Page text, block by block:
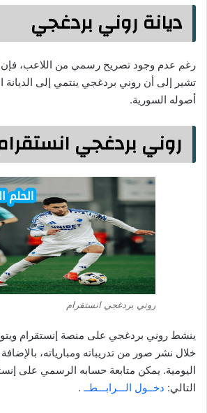
ديانة روني بردغجي
رغم عدم وجود تصريح رسمي من اللاعب، فإن
تشير إلى أن روني بردغجي ينتمي إلى الديانة
أصوله السورية.
روني بردغجي
روني بردغجي انستقرام
ينشط روني بردغجي على منصة إنستقرام
خلال نشر صور من تدريباته ومبارياته،
اليومية. يمكن متابعة حسابه الرسمي على
التالي: دخــول الـــرابـــطــ.